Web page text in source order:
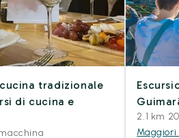
tradizionale
di cucina e
2.1 km